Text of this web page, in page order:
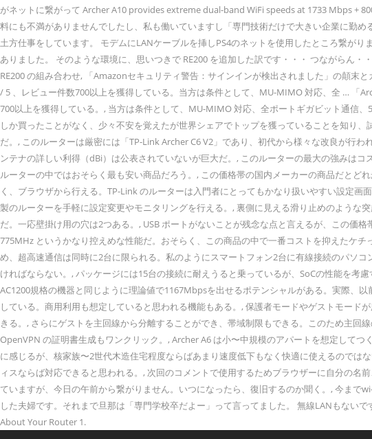
がネットに繋がって Archer A10 provides extreme dual-band WiFi speeds at 1733 Mbps +
料にも不満がありませんでしたし、私も働いていますし「専門技術だけで大きい企業に勤
土方仕事をしています。 モデムにLANケーブルを挿しPS4のネットを使用したところ繋
ありました。 そのような環境に、思いつきで RE200 を追加した訳です・・・ つなが
RE200 の組み合わせ, 「Amazonセキュリティ警告：サインインが検出されました」の顛
/ 5 、レビュー件数700以上を獲得している。当方は条件として、MU-MIMO 対応、全 … 「
700以上を獲得している。, 当方は条件として、MU-MIMO 対応、全ポートギガビット通信
しか買ったことがなく、少々不安を覚えたが世界シェアでトップを獲っていることを知り
だ。, このルーターは厳密には「TP-Link Archer C6 V2」であり、初代から様々な改良が行
ンテナの詳しい利得（dBi）は公表されていないが巨大だ。, このルーターの最大の強みは
ルーターの中ではおそらく最も安い商品だろう。, この価格帯の国内メーカーの商品だと
く、ブラウザから行える。TP-Link のルーターは入門者にとってもかなり扱いやすい設定
製のルーターを手軽に設定変更やモニタリングを行える。, 裏側に見える滑り止めのよう
だ。一応壁掛け用の穴は2つある。, USB ポートがないことが残念な点と言えるが、この価
775MHz というかなり控えめな性能だ。おそらく、この商品の中で一番コストを抑えたケ
め、超高速通信は同時に2台に限られる。私のようにスマートフォン2台に有線接続のパソ
ければならない。, パッケージには15台の接続に耐えうると乗っているが、SoCの性能を
AC1200規格の機器と同じように理論値で1167Mbpsを出せるポテンシャルがある。実際、
している。商用利用も想定していると思われる機能もある。, 保護者モードやゲストモー
きる。, さらにゲストを主回線から分離することができ、帯域制限もできる。このため主回
OpenVPN の証明書生成もワンクリック。, Archer A6 は小〜中規模のアパートを想定して
に感じるが、核家族〜2世代木造住宅程度ならばあまり速度低下もなく快適に使えるので
ィスならば対応できると思われる。, 次回のコメントで使用するためブラウザーに自分の
ていますが、今日の午前から繋がりません。いつになったら、復旧するのか聞く。, 今ま
した夫婦です。それまで旦那は「専門学校卒だよー」って言ってました。 無線LANもない
About Your Router 1.